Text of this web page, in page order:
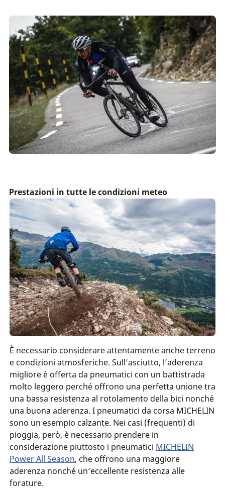
Prestazioni in tutte le condizioni meteo
È necessario considerare attentamente anche terreno
e condizioni atmosferiche. Sull’asciutto, l’aderenza
migliore è offerta da pneumatici con un battistrada
molto leggero perché offrono una perfetta unione tra
una bassa resistenza al rotolamento della bici nonché
una buona aderenza. I pneumatici da corsa MICHELIN
sono un esempio calzante. Nei casi (frequenti) di
pioggia, però, è necessario prendere in
considerazione piuttosto i pneumatici MICHELIN
Power All Season, che offrono una maggiore
aderenza nonché un’eccellente resistenza alle
forature.